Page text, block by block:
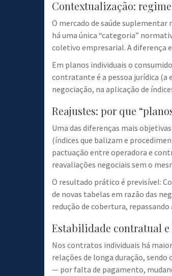
Contextualização:
O mercado de saúde suplementar
há uma única “categoria”
coletivo empresarial. A diferença
Em planos individuais o
contratante é a pessoa jurídica
negociação, na aplicação de
Reajustes: por que
Uma das diferenças mais
(índices que balizam e
pactuação entre operadora e
reavaliações negociais sem o
O resultado prático é previsível:
de novas tabelas em razão das
redução de cobertura,
Estabilidade contratual e
Nos contratos individuais há
relações de longa duração, sendo
— por falta de pagamento,